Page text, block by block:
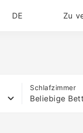
DE Zu
Schlafzimmer
Beliebige